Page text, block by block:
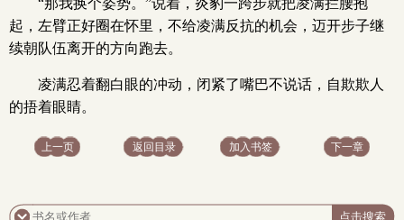
“那我换个姿势。”说着，炎豹一跨步就把凌满拦腰抱
起，左臂正好圈在怀里，不给凌满反抗的机会，迈开步子继
续朝队伍离开的方向跑去。
凌满忍着翻白眼的冲动，闭紧了嘴巴不说话，自欺欺人
的捂着眼睛。
上一页 返回目录 加入书签 下一章